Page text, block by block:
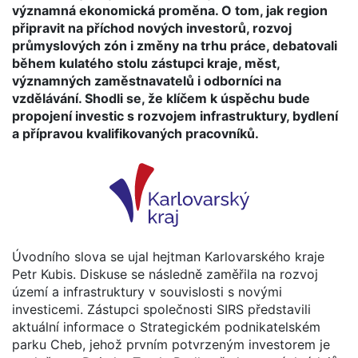
významná ekonomická proměna. O tom, jak region
připravit na příchod nových investorů, rozvoj
průmyslových zón i změny na trhu práce, debatovali
během kulatého stolu zástupci kraje, měst,
významných zaměstnavatelů i odborníci na
vzdělávání. Shodli se, že klíčem k úspěchu bude
propojení investic s rozvojem infrastruktury, bydlení
a přípravou kvalifikovaných pracovníků.
Úvodního slova se ujal hejtman Karlovarského kraje
Petr Kubis. Diskuse se následně zaměřila na rozvoj
území a infrastruktury v souvislosti s novými
investicemi. Zástupci společnosti SIRS představili
aktuální informace o Strategickém podnikatelském
parku Cheb, jehož prvním potvrzeným investorem je